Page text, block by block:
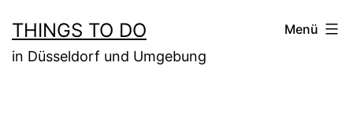
Inhalt
springen
THINGS TO DO
in Düsseldorf und Umgebung
Menü